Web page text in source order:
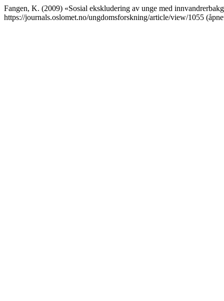
Fangen, K. (2009) «Sosial ekskludering av unge med
https://journals.oslomet.no/ungdomsforskning/article/view/1055